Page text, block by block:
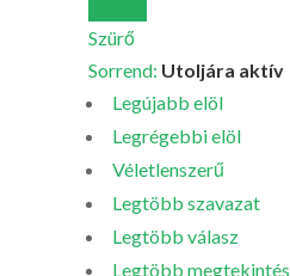
Szürő
Sorrend: Utoljára aktív
Legújabb elöl
Legrégebbi elöl
Véletlenszerű
Legtöbb szavazat
Legtöbb válasz
Legtöbb megtekintés